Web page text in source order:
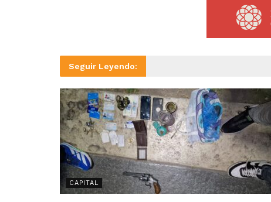
Seguir Leyendo:
CAPITAL